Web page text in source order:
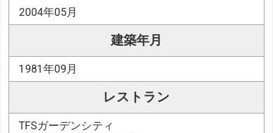
2004年05月
建築年月
1981年09月
レストラン
TFSガーデンシティ